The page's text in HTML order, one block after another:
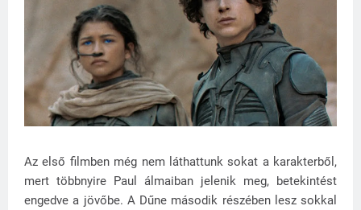
Az első filmben még nem láthattunk sokat a karakterből,
mert többnyire Paul álmaiban jelenik meg, betekintést
engedve a jövőbe. A Dűne második részében lesz sokkal